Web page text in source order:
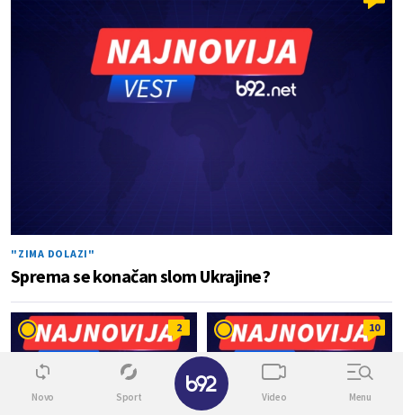
"ZIMA DOLAZI"
Sprema se konačan slom Ukrajine?
2 10
Novo Sport Video Menu
✕